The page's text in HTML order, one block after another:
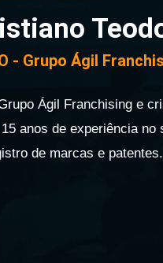
- Grupo Ágil
Ágil Franchising e
anos de experiência
de marcas e patentes.